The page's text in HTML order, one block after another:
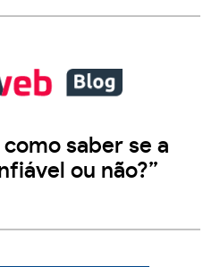
saber se a
ou não?”